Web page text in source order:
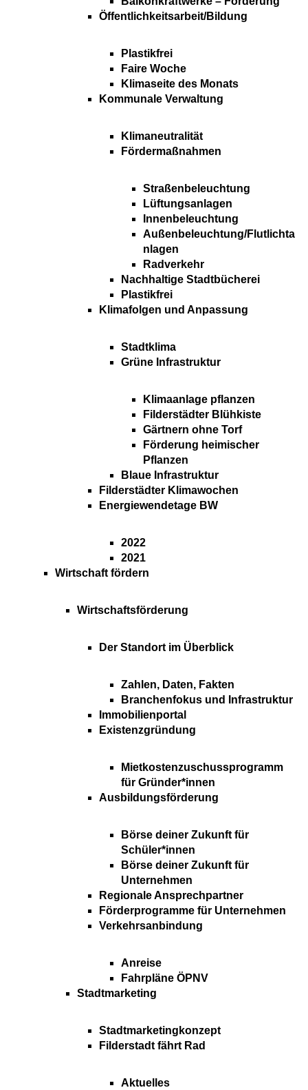
Öffentlichkeitsarbeit/Bildung
Plastikfrei
Faire Woche
Klimaseite des Monats
Kommunale Verwaltung
Klimaneutralität
Fördermaßnahmen
Straßenbeleuchtung
Lüftungsanlagen
Innenbeleuchtung
Außenbeleuchtung/Flutlichta
nlagen
Radverkehr
Nachhaltige Stadtbücherei
Plastikfrei
Klimafolgen und Anpassung
Stadtklima
Grüne Infrastruktur
Klimaanlage pflanzen
Filderstädter Blühkiste
Gärtnern ohne Torf
Förderung heimischer
Pflanzen
Blaue Infrastruktur
Filderstädter Klimawochen
Energiewendetage BW
2022
2021
Wirtschaft fördern
Wirtschaftsförderung
Der Standort im Überblick
Zahlen, Daten, Fakten
Branchenfokus und Infrastruktur
Immobilienportal
Existenzgründung
Mietkostenzuschussprogramm
für Gründer*innen
Ausbildungsförderung
Börse deiner Zukunft für
Schüler*innen
Börse deiner Zukunft für
Unternehmen
Regionale Ansprechpartner
Förderprogramme für Unternehmen
Verkehrsanbindung
Anreise
Fahrpläne ÖPNV
Stadtmarketing
Stadtmarketingkonzept
Filderstadt fährt Rad
Aktuelles